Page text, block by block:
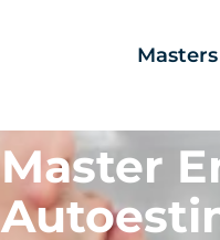
Masters
Master